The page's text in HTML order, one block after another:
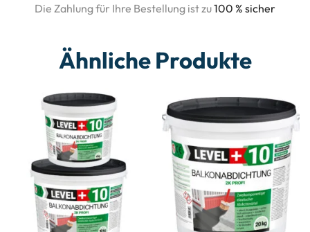
Die Zahlung für Ihre Bestellung ist zu100 % sicher
Ähnliche Produkte